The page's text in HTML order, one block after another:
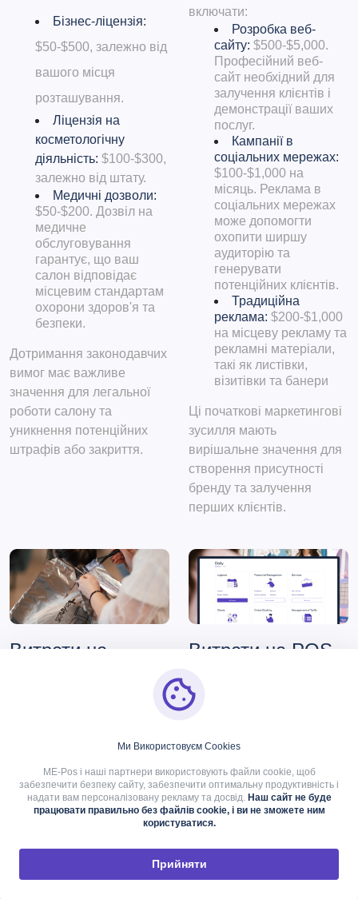
Бізнес-ліцензія:
$50-$500, залежно від
вашого місця
розташування.
Ліцензія на
косметологічну
діяльність: $100-$300,
залежно від штату.
Медичні дозволи:
$50-$200. Дозвіл на
медичне
обслуговування
гарантує, що ваш
салон відповідає
місцевим стандартам
охорони здоров'я та
безпеки.
Дотримання законодавчих
вимог має важливе
значення для легальної
роботи салону та
уникнення потенційних
штрафів або закриття.
включати:
Розробка веб-
сайту: $500-$5,000.
Професійний веб-
сайт необхідний для
залучення клієнтів і
демонстрації ваших
послуг.
Кампанії в
соціальних мережах:
$100-$1,000 на
місяць. Реклама в
соціальних мережах
може допомогти
охопити ширшу
аудиторію та
генерувати
потенційних клієнтів.
Традиційна
реклама: $200-$1,000
на місцеву рекламу та
рекламні матеріали,
такі як листівки,
візитівки та банери
Ці початкові маркетингові
зусилля мають
вирішальне значення для
створення присутності
бренду та залучення
перших клієнтів.
Витрати на
персоналу пов'язані з
певними витратами:
Витрати на підбір
проведення співбесід
Витрати на POS-
POS-система
транзакціями,
записами клієнтів.
Витрати включають в
себе:
Придбання POS-
залежно від функцій і
Ми Використовуєм Cookies
ME-Pos і наші партнери використовують файли cookie, щоб
забезпечити безпеку сайту, забезпечити оптимальну продуктивність і
надати вам персоналізовану рекламу та досвід. Наш сайт не буде
працювати правильно без файлів cookie, і ви не зможете ним
користуватися.
Прийняти